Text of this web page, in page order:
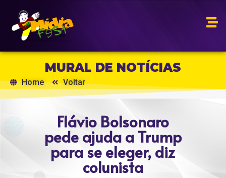
MURAL DE NOTÍCIAS
Home Voltar
Flávio Bolsonaro
pede ajuda a Trump
para se eleger, diz
colunista